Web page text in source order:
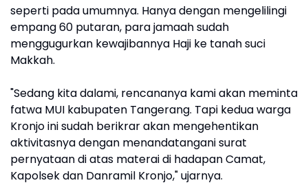
seperti pada umumnya. Hanya dengan mengelilingi
empang 60 putaran, para jamaah sudah
menggugurkan kewajibannya Haji ke tanah suci
Makkah.
"Sedang kita dalami, rencananya kami akan meminta
fatwa MUI kabupaten Tangerang. Tapi kedua warga
Kronjo ini sudah berikrar akan mengehentikan
aktivitasnya dengan menandatangani surat
pernyataan di atas materai di hadapan Camat,
Kapolsek dan Danramil Kronjo," ujarnya.